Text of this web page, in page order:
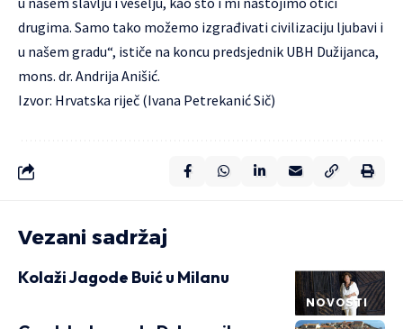
drugima. Samo tako možemo izgrađivati civilizaciju ljubavi i
u našem gradu“, ističe na koncu predsjednik UBH Dužijanca,
mons. dr. Andrija Anišić.
Izvor: Hrvatska riječ (Ivana Petrekanić Sič)
Vezani sadržaj
NOVOSTI
Kolaži Jagode Buić u Milanu